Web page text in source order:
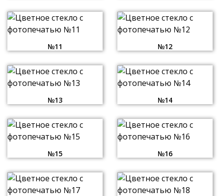
№11 №12
№13 №14
№15 №16